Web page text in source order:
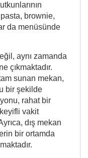
brownie,
da menüsünde
aynı zamanda
çıkmaktadır.
sunan mekan,
bir şekilde
rahat bir
vakit
dış mekan
bir ortamda